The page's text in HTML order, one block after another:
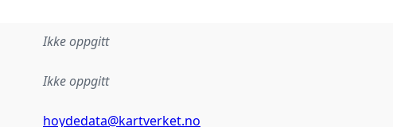
Ikke oppgitt
Ikke oppgitt
hoydedata@kartverket.no